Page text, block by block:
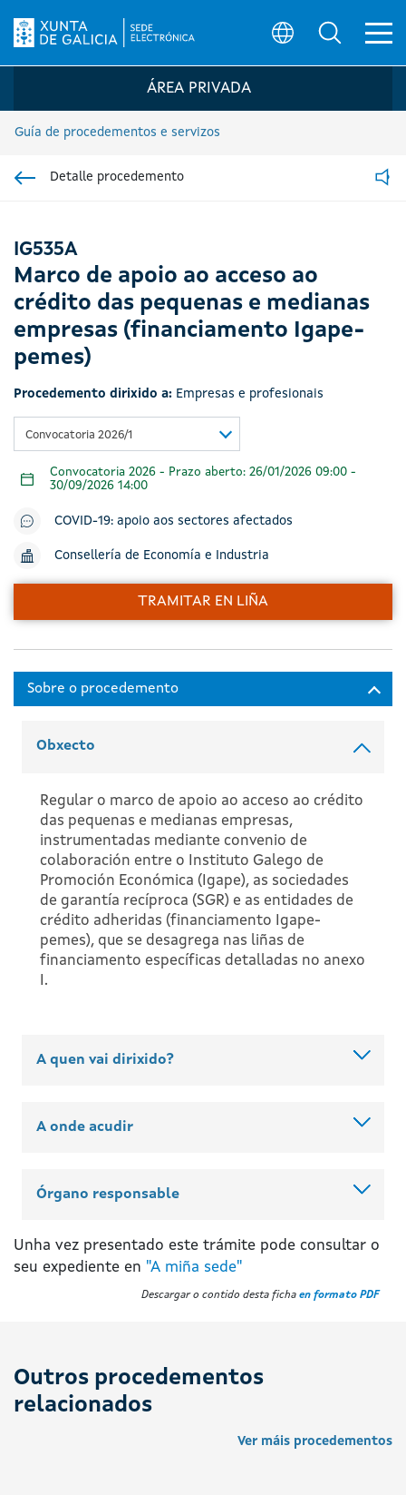
Logo da Sede electrónica da Xunta de
ÁREA PRIVADA
Guía de procedementos e servizos
Detalle procedemento
IG535A
Marco de apoio ao acceso ao
crédito das pequenas e medianas
empresas (financiamento Igape-
pemes)
Procedemento dirixido a: Empresas e profesionais
Convocatoria 2026/1
Convocatoria 2026 - Prazo aberto: 26/01/2026 09:00 -
30/09/2026 14:00
COVID-19: apoio aos sectores afectados
Consellería de Economía e Industria
TRAMITAR EN LIÑA
Obxecto
Regular o marco de apoio ao acceso ao crédito
das pequenas e medianas empresas,
instrumentadas mediante convenio de
colaboración entre o Instituto Galego de
Promoción Económica (Igape), as sociedades
de garantía recíproca (SGR) e as entidades de
crédito adheridas (financiamento Igape-
pemes), que se desagrega nas liñas de
financiamento específicas detalladas no anexo
I.
A quen vai dirixido?
A onde acudir
Órgano responsable
Unha vez presentado este trámite pode consultar o
seu expediente en "A miña sede"
Descargar o contido desta ficha en formato PDF
Outros procedementos
relacionados
Ver máis procedementos